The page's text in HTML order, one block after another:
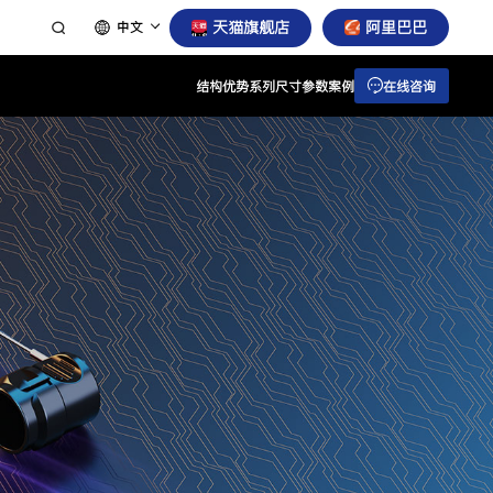
中文 天猫旗舰店 阿里巴巴
结构优势系列尺寸参数案例 在线咨询